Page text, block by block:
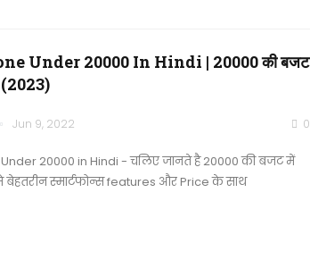
Under 20000 In Hindi | 20000 की बजट
(2023)
Jun 9, 2022 0
20000 in Hindi - चलिए जानते है 20000 की बजट में
बेहतरीन स्मार्टफोन्स features और Price के साथ